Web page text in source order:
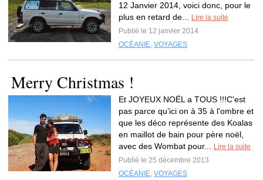
12 Janvier 2014, voici donc, pour le
plus en retard de...
Lire la suite
Publié le 12 janvier 2014
OCÉANIE, VOYAGES
Merry Christmas !
Et JOYEUX NOËL a TOUS !!!C'est
pas parce qu’ici on à 35 à l'ombre et
que les déco représente des Koalas
en maillot de bain pour père noël,
avec des Wombat pour...
Lire la suite
Publié le 25 décembre 2013
OCÉANIE, VOYAGES